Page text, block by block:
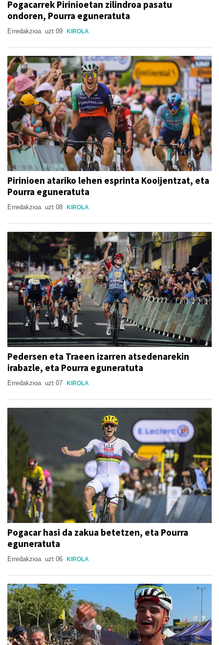
Pogacarrek Pirinioetan zilindroa pasatu
ondoren, Pourra eguneratuta
Erredakzioa uzt 09 KIROLA
Pirinioen atariko lehen esprinta Kooijentzat, eta
Pourra eguneratuta
Erredakzioa uzt 08 KIROLA
Pedersen eta Traeen izarren atsedenarekin
irabazle, eta Pourra eguneratuta
Erredakzioa uzt 07 KIROLA
Pogacar hasi da zakua betetzen, eta Pourra
eguneratuta
Erredakzioa uzt 06 KIROLA